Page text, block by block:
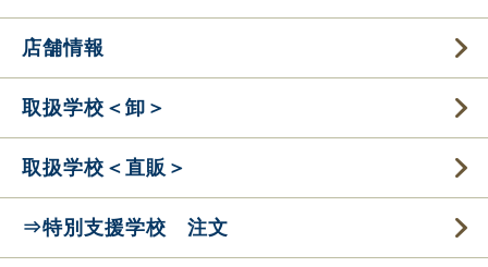
店舗情報
取扱学校＜卸＞
取扱学校＜直販＞
⇒特別支援学校 注文